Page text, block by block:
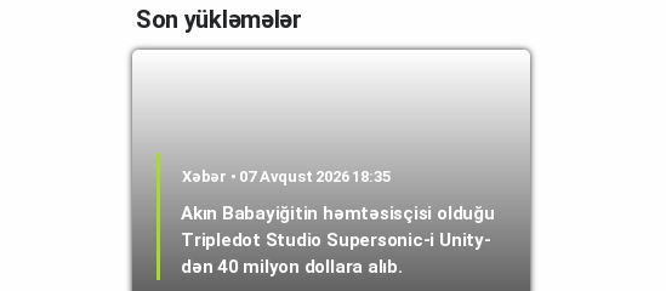
Son yükləmələr
Xəbər • 07 Avqust 2026 18:35
Akın Babayiğitin həmtəsisçisi olduğu
Tripledot Studio Supersonic-i Unity-
dən 40 milyon dollara alıb.